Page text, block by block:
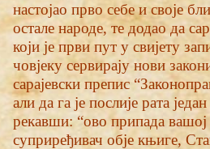
настојао прво себе и своје
остале народе, те додао да
који је први пут у свијету
човјеку сервирају нови
сарајевски препис
али да га је послије рата
рекавши: “ово припада
суприређивач обје књиге,